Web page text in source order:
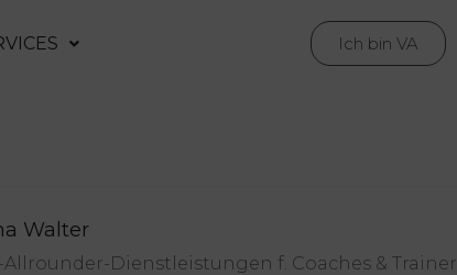
Ich bin VA
Walter
Dienstleistungen f. Coaches & Trainer